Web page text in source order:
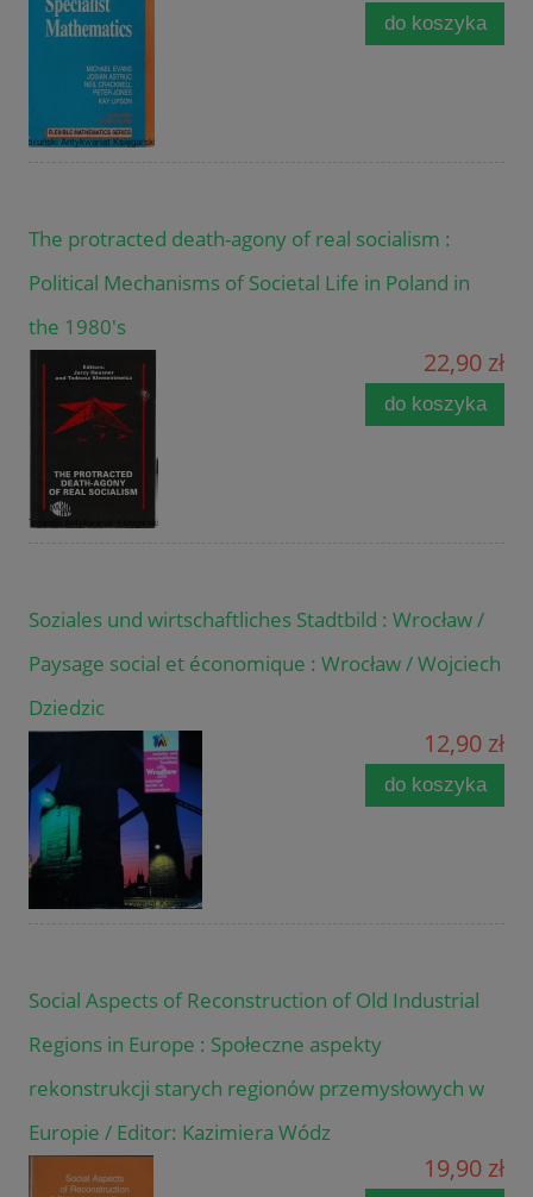
do koszyka
The protracted death-agony of real socialism :
Political Mechanisms of Societal Life in Poland in
the 1980's
22,90 zł
do koszyka
Soziales und wirtschaftliches Stadtbild : Wrocław /
Paysage social et économique : Wrocław / Wojciech
Dziedzic
12,90 zł
do koszyka
Social Aspects of Reconstruction of Old Industrial
Regions in Europe : Społeczne aspekty
rekonstrukcji starych regionów przemysłowych w
Europie / Editor: Kazimiera Wódz
19,90 zł